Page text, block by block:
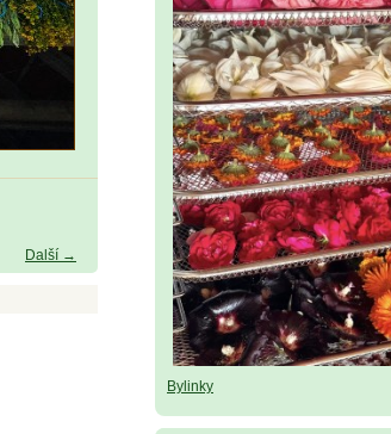
Další →
Bylinky